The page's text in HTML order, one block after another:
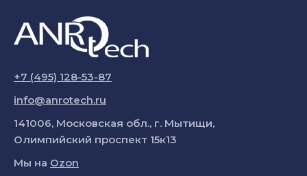
+7 (495) 128-53-87
info@anrotech.ru
141006, Московская обл., г. Мытищи,
Олимпийский проспект 15к13
Мы на Ozon